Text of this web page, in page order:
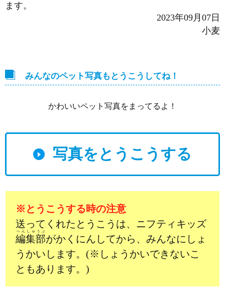
ます。
2023年09月07日
小麦
みんなのペット写真もとうこうしてね！
かわいいペット写真をまってるよ！
写真をとうこうする
※とうこうする時の注意
送ってくれたとうこうは、ニフティキッズ
編集部
へんしゅうぶ
がかくにんしてから、みんなにしょ
うかいします。(※しょうかいできないこ
ともあります。)